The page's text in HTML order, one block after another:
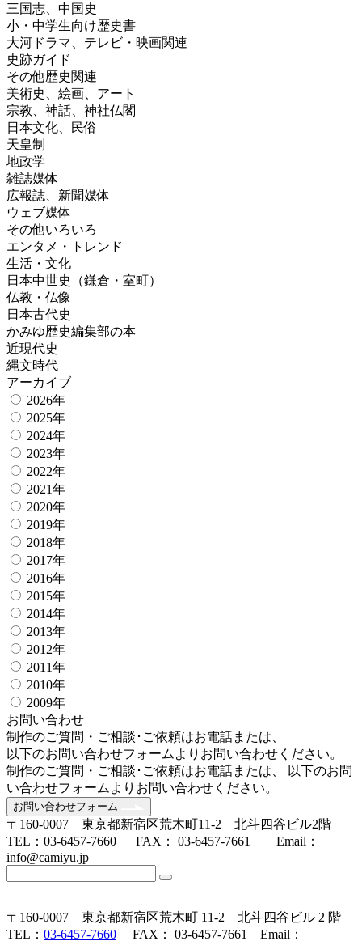
三国志、中国史
小・中学生向け歴史書
大河ドラマ、テレビ・映画関連
史跡ガイド
その他歴史関連
美術史、絵画、アート
宗教、神話、神社仏閣
日本文化、民俗
天皇制
地政学
雑誌媒体
広報誌、新聞媒体
ウェブ媒体
その他いろいろ
エンタメ・トレンド
生活・文化
日本中世史（鎌倉・室町）
仏教・仏像
日本古代史
かみゆ歴史編集部の本
近現代史
縄文時代
アーカイブ
2026年
2025年
2024年
2023年
2022年
2021年
2020年
2019年
2018年
2017年
2016年
2015年
2014年
2013年
2012年
2011年
2010年
2009年
お問い合わせ
制作のご質問・ご相談･ご依頼はお電話または、
以下のお問い合わせフォームよりお問い合わせください。
制作のご質問・ご相談･ご依頼はお電話または、 以下のお問
い合わせフォームよりお問い合わせください。
お問い合わせフォーム
〒160-0007 東京都新宿区荒木町11-2 北斗四谷ビル2階
TEL：03-6457-7660 FAX： 03-6457-7661 Email：
info@camiyu.jp
〒160-0007 東京都新宿区荒木町 11-2 北斗四谷ビル 2 階
TEL： 03-6457-7660 FAX： 03-6457-7661 Email：